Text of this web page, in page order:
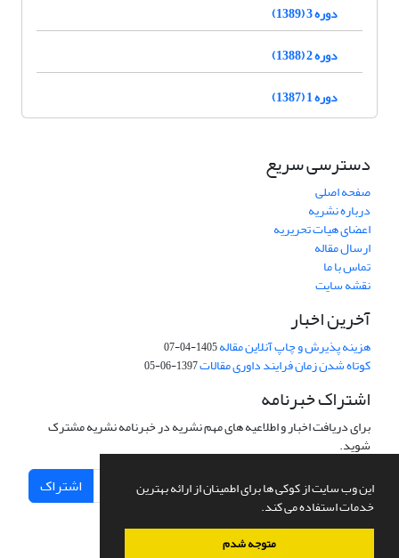
این وب سایت از کوکی ها برای اطمینان از ارائه بهترین
خدمات استفاده می کند.
متوجه شدم
دوره 3 (1389)
دوره 2 (1388)
دوره 1 (1387)
دسترسی سریع
صفحه اصلی
درباره نشریه
اعضای هیات تحریریه
ارسال مقاله
تماس با ما
نقشه سایت
آخرین اخبار
هزینه پذیرش و چاپ آنلاین مقاله1405-04-07
کوتاه شدن زمان فرایند داوری مقالات1397-06-05
اشتراک خبرنامه
برای دریافت اخبار و اطلاعیه های مهم نشریه در خبرنامه نشریه مشترک
شوید.
اشتراک